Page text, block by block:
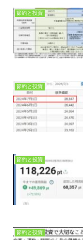
節約と投資
節約と投資
節約と投資
節約と投資